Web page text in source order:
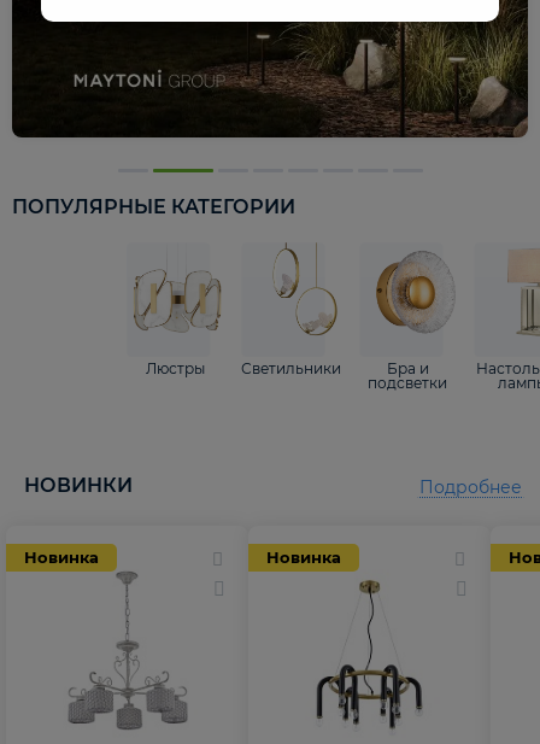
ПОПУЛЯРНЫЕ КАТЕГОРИИ
Люстры Светильники
Бра и
подсветки
НОВИНКИ
Новинка Новинка
Подробнее